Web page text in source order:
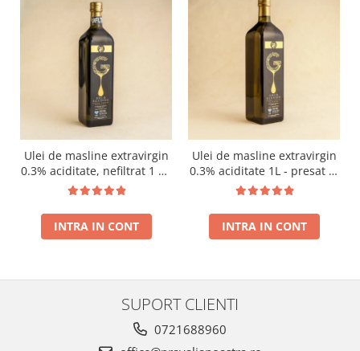
Ulei de masline extravirgin
0.3% aciditate, nefiltrat 1 L -
presat la rece RECOLTA
INTRA IN CONT
Ulei de masline extravirgin
0.3% aciditate 1L - presat la
rece RECOLTA NOUA
INTRA IN CONT
SUPORT CLIENTI
0721688960